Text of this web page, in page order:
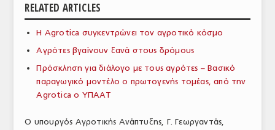
ΣΦΑΓΕΙΑ
ΠΡΩΤΕΣ ΥΛΕΣ
ΕΞΟΠΛΙΣΜΟΣ
ΥΠΗΡΕΣΙΕΣ
RELATED ARTICLES
Η Agrotica συγκεντρώνει τον αγροτικό κόσμο
Αγρότες βγαίνουν ξανά στους δρόμους
Πρόσκληση για διάλογο με τους αγρότες – Βασικό
παραγωγικό μοντέλο ο πρωτογενής τομέας, από την
Αgrotica ο ΥΠΑΑΤ
Ο υπουργός Αγροτικής Ανάπτυξης, Γ. Γεωργαντάς,